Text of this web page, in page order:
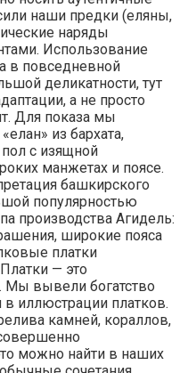
наши предки (еляны,
наряды
Использование
в повседневной
деликатности, тут
а не просто
Для показа мы
из бархата,
с изящной
манжетах и поясе.
башкирского
популярностью
производства Агидель:
широкие пояса
платки
— это
Мы вывели богатство
иллюстрации платков.
камней, кораллов,
можно найти в наших